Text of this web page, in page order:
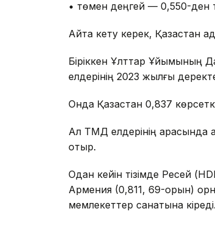
• төмен деңгей — 0,550-ден
Айта кету керек, Қазақстан
Біріккен Ұлттар Ұйымының
елдерінің 2023 жылғы
Онда Қазақстан 0,837
Ал ТМД елдерінің арасында
отыр.
Одан кейін тізімде Ресей
Армения (0,811, 69-орын)
мемлекеттер санатына кіреді.